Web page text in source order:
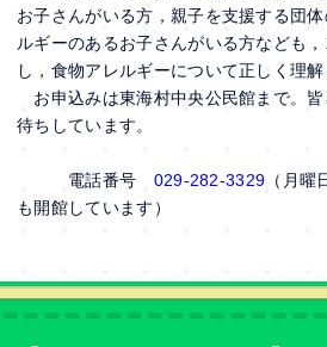
お子さんがいる方，親子を支援する団
ルギーのあるお子さんがいる方なども
し，食物アレルギーについて正しく理
お申込みは東海村中央公民館まで。
待ちしています。
電話番号 029-282-3329 （月
も開館しています）